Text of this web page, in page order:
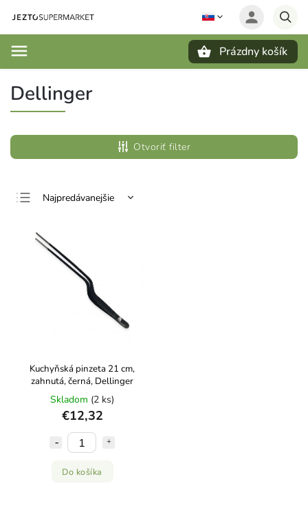
Prázdny košík
Dellinger
Otvoriť filter
Najpredávanejšie
Najdrahšie
Abecedne
Kuchyňská pinzeta 21 cm,
zahnutá, černá, Dellinger
Skladom (2 ks)
€12,32
Do košíka